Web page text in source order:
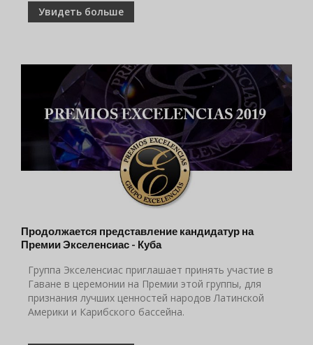
Увидеть больше
Продолжается представление кандидатур на
Премии Экселенсиас - Куба
Группа Экселенсиас приглашает принять участие в
Гаване в церемонии на Премии этой группы, для
признания лучших ценностей народов Латинской
Америки и Карибского бассейна.